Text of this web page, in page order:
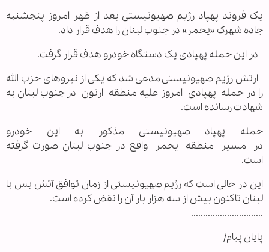
یک فروند پهپاد رژیم صهیونیستی بعد از ظهر امروز پنجشنبه
جاده شهرک «یحمر» در جنوب لبنان را هدف قرار داد.
در این حمله پهپادی یک دستگاه خودرو هدف قرار گرفت.
ارتش رژیم صهیونیستی مدعی شد که یکی از نیروهای حزب الله
را در حمله پهپادی امروز علیه منطقه ارنون در جنوب لبنان به
شهادت رسانده است.
حمله پهپاد صهیونیستی مذکور به این خودرو
در مسیر منطقه یحمر واقع در جنوب لبنان صورت گرفته
است.
این در حالی است که رژیم صهیونیستی از زمان توافق آتش بس با
لبنان تاکنون بیش از سه هزار بار آن را نقض کرده است.
..............................
پایان پیام/